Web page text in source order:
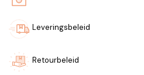
Leveringsbeleid
Retourbeleid